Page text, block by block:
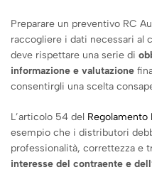
Preparare un preventivo RC
raccogliere i dati necessari al
deve rispettare una serie di
informazione e valutazione
consentirgli una scelta
L’articolo 54 del Regolamento
esempio che i distributori
professionalità, correttezza e
interesse del contraente e